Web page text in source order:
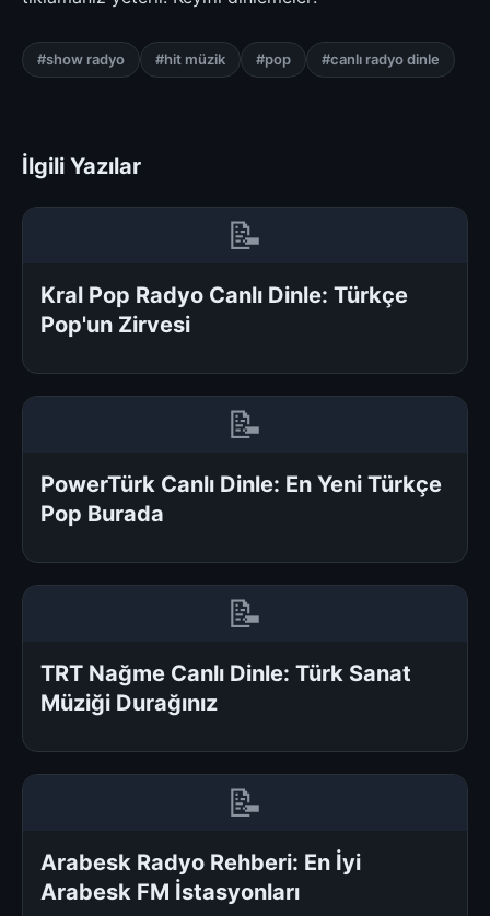
#show radyo #hit müzik #pop #canlı radyo dinle
İlgili Yazılar
📝
Kral Pop Radyo Canlı Dinle: Türkçe
Pop'un Zirvesi
📝
PowerTürk Canlı Dinle: En Yeni Türkçe
Pop Burada
📝
TRT Nağme Canlı Dinle: Türk Sanat
Müziği Durağınız
📝
Arabesk Radyo Rehberi: En İyi
Arabesk FM İstasyonları